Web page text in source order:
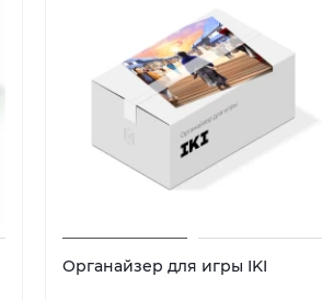
Органайзер для игры IKI